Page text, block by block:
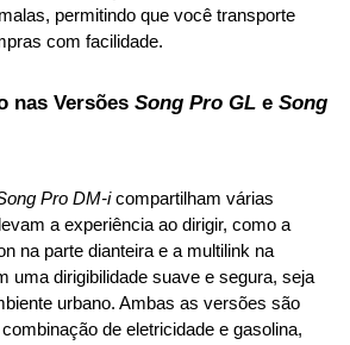
permitindo que você transporte
com facilidade.
nas Versões Song Pro GL e Song
Pro DM-i compartilham várias
a experiência ao dirigir, como a
na parte dianteira e a multilink na
uma dirigibilidade suave e segura, seja
urbano. Ambas as versões são
de eletricidade e gasolina,